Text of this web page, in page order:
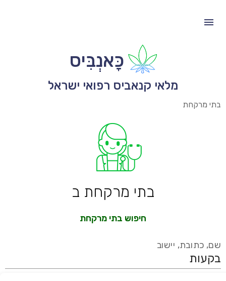
כָּאנְבִּיס
מלאי קנאביס רפואי ישראל
בתי מרקחת
בתי מרקחת ב
חיפוש בתי מרקחת
שם, כתובת, יישוב